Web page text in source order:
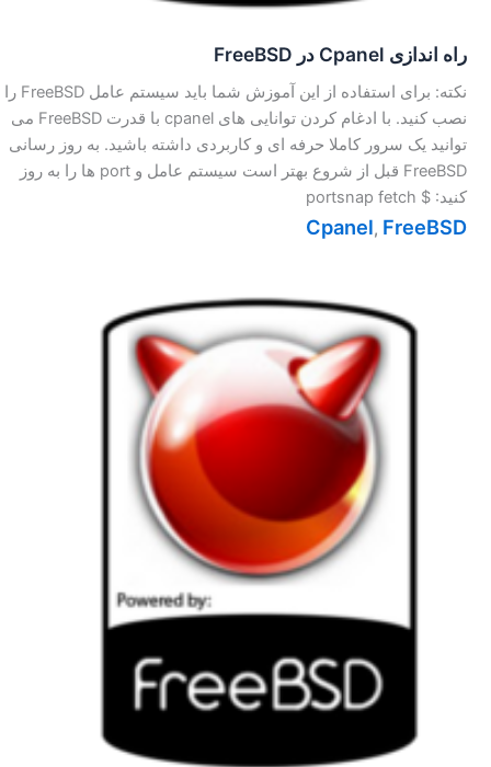
راه اندازی Cpanel در FreeBSD
نکته: برای استفاده از این آموزش شما باید سیستم عامل FreeBSD را
نصب کنید. با ادغام کردن توانایی های cpanel با قدرت FreeBSD می
توانید یک سرور کاملا حرفه ای و کاربردی داشته باشید. به روز رسانی
FreeBSD قبل از شروع بهتر است سیستم عامل و port ها را به روز
کنید: $ portsnap fetch
Cpanel, FreeBSD